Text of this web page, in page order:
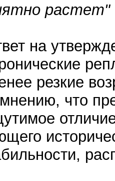
растет"
на
резкие
что